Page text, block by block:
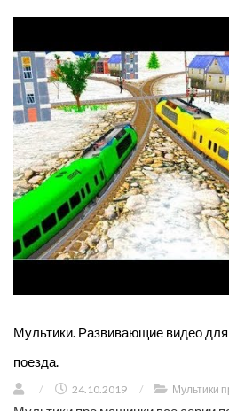
Мультики. Развивающие видео
поезда.
/ 24.10.2019 / Мультики